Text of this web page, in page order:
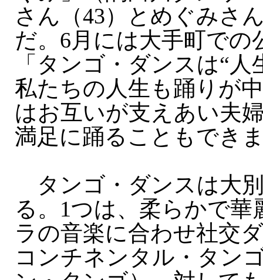
さん（43）とめぐみさ
だ。6月には大手町での
「タンゴ・ダンスは“
私たちの人生も踊りが
はお互いが支えあい夫
満足に踊ることもでき
タンゴ・ダンスは大
る。1つは、柔らかで華
ラの音楽に合わせ社交
コンチネンタル・タン